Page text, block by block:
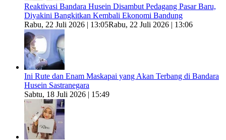
Reaktivasi Bandara Husein Disambut Pedagang Pasar Baru,
Diyakini Bangkitkan Kembali Ekonomi Bandung
Rabu, 22 Juli 2026 | 13:05Rabu, 22 Juli 2026 | 13:06
Ini Rute dan Enam Maskapai yang Akan Terbang di Bandara
Husein Sastranegara
Sabtu, 18 Juli 2026 | 15:49